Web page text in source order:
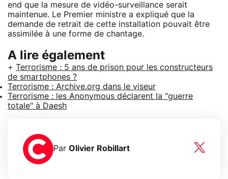
end que la mesure de vidéo-surveillance serait
maintenue. Le Premier ministre a expliqué que la
demande de retrait de cette installation pouvait être
assimilée à une forme de chantage.
A lire également
+ Terrorisme : 5 ans de prison pour les constructeurs
de smartphones ?
Terrorisme : Archive.org dans le viseur
Terrorisme : les Anonymous déclarent la "guerre
totale" à Daesh
Par Olivier Robillart